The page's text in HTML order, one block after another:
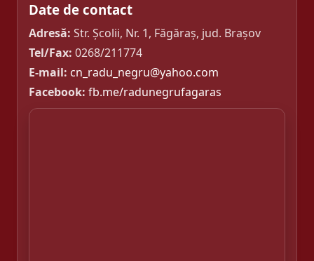
Date de contact
Adresă: Str. Școlii, Nr. 1, Făgăraș, jud. Brașov
Tel/Fax: 0268/211774
E-mail: cn_radu_negru@yahoo.com
Facebook: fb.me/radunegrufagaras